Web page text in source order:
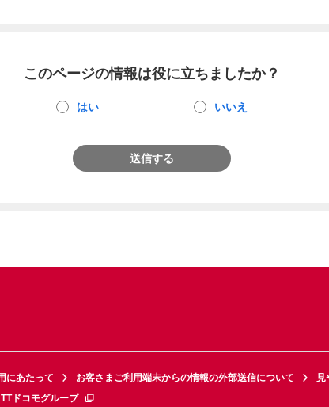
このページの情報は役に立ちましたか？
はい いいえ
送信する
にあたって お客さまご利用端末からの情報の外部送信について
見
ドコモグループ